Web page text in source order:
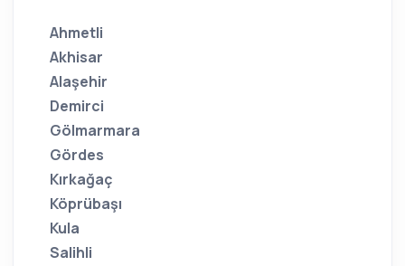
Ahmetli
Akhisar
Alaşehir
Demirci
Gölmarmara
Gördes
Kırkağaç
Köprübaşı
Kula
Salihli